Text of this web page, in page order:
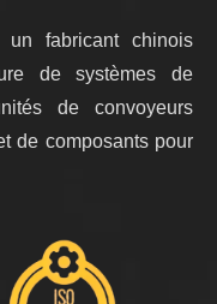
fabricant chinois
de systèmes de
de convoyeurs
de composants pour